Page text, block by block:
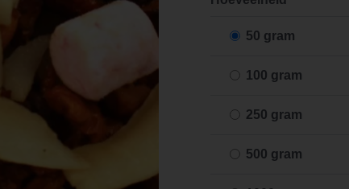
50 gram
100 gram
250 gram
500 gram